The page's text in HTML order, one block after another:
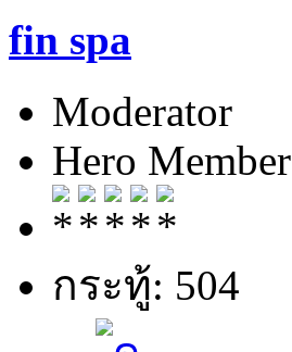
fin spa
Moderator
Hero Member
กระทู้: 504